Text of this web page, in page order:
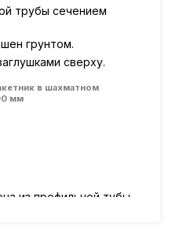
трубы сечением
грунтом.
сверху.
в шахматном
мм
из профильной тубы